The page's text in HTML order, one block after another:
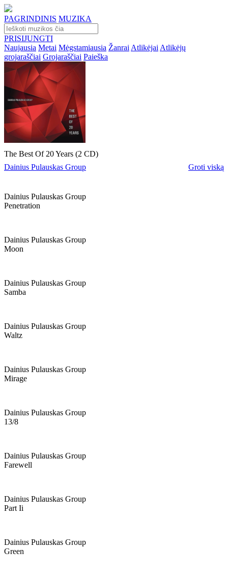
PAGRINDINIS MUZIKA
PRISIJUNGTI
Naujausia Metai Mėgstamiausia Žanrai Atlikėjai Atlikėjų
grojaraščiai Grojaraščiai Paieška
The Best Of 20 Years (2 CD)
Dainius Pulauskas Group
Groti viską
Dainius Pulauskas Group
Penetration
Dainius Pulauskas Group
Moon
Dainius Pulauskas Group
Samba
Dainius Pulauskas Group
Waltz
Dainius Pulauskas Group
Mirage
Dainius Pulauskas Group
13/8
Dainius Pulauskas Group
Farewell
Dainius Pulauskas Group
Part Ii
Dainius Pulauskas Group
Green